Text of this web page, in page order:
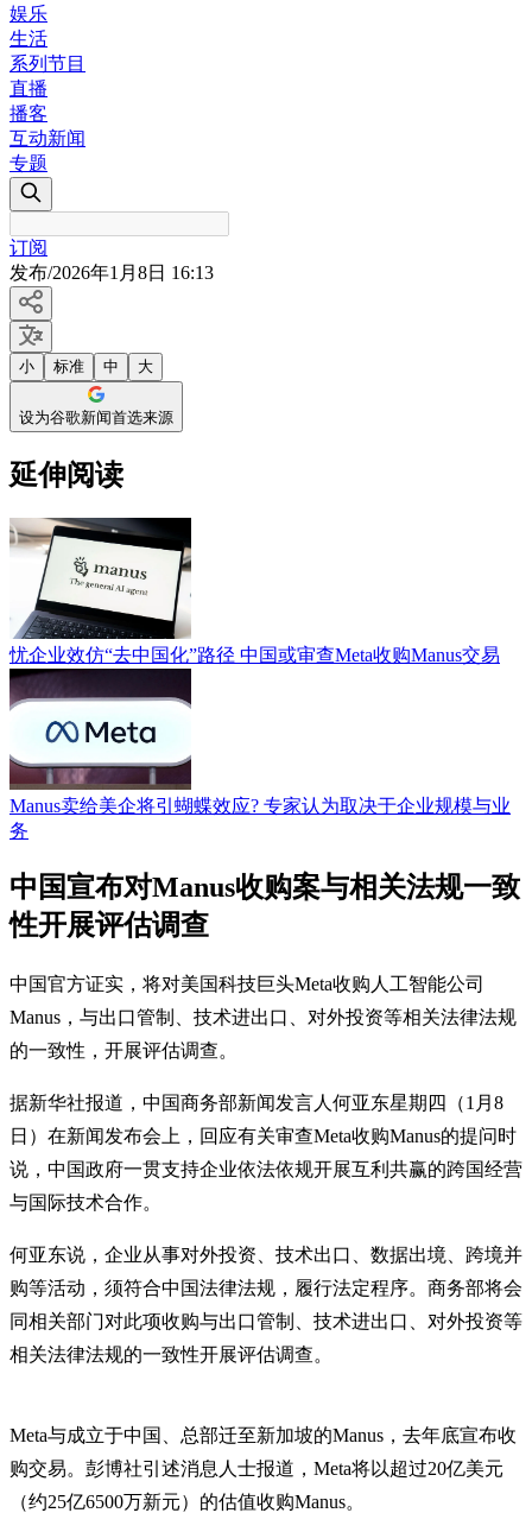
娱乐
生活
系列节目
直播
播客
互动新闻
专题
订阅
发布/2026年1月8日 16:13
小 标准 中 大
设为谷歌新闻首选来源
延伸阅读
忧企业效仿“去中国化”路径 中国或审查Meta收购Manus交易
Manus卖给美企将引蝴蝶效应? 专家认为取决于企业规模与业
务
中国宣布对Manus收购案与相关法规一致
性开展评估调查
中国官方证实，将对美国科技巨头Meta收购人工智能公司
Manus，与出口管制、技术进出口、对外投资等相关法律法规
的一致性，开展评估调查。
据新华社报道，中国商务部新闻发言人何亚东星期四（1月8
日）在新闻发布会上，回应有关审查Meta收购Manus的提问时
说，中国政府一贯支持企业依法依规开展互利共赢的跨国经营
与国际技术合作。
何亚东说，企业从事对外投资、技术出口、数据出境、跨境并
购等活动，须符合中国法律法规，履行法定程序。商务部将会
同相关部门对此项收购与出口管制、技术进出口、对外投资等
相关法律法规的一致性开展评估调查。
Meta与成立于中国、总部迁至新加坡的Manus，去年底宣布收
购交易。彭博社引述消息人士报道，Meta将以超过20亿美元
（约25亿6500万新元）的估值收购Manus。